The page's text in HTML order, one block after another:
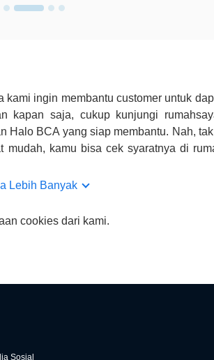
ingin membantu customer untuk
saja, cukup kunjungi
BCA yang siap membantu. Nah,
kamu bisa cek syaratnya di
BCA.
Lebih Banyak
cookies dari kami.
Sosial